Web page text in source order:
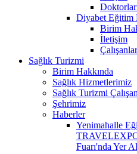
Diyabet Eğitim
Birim
İletişim
Sağlık Turizmi
Birim Hakkında
Sağlık Hizmetlerimiz
Sağlık Turizmi
Şehrimiz
Haberler
Yenimahalle
TRAVELEXPO
Fuarı'nda Yer